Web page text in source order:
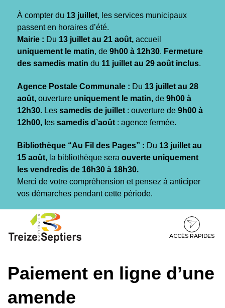
À compter du 13 juillet, les services municipaux
passent en horaires d’été.
Mairie : Du 13 juillet au 21 août, accueil
uniquement le matin, de 9h00 à 12h30. Fermeture
des samedis matin du 11 juillet au 29 août inclus.
Agence Postale Communale : Du 13 juillet au 28
août, ouverture uniquement le matin, de 9h00 à
12h30. Les samedis de juillet : ouverture de 9h00 à
12h00, l es samedis d’août : agence fermée.
Bibliothèque “Au Fil des Pages” : Du 13 juillet au
15 août, la bibliothèque sera ouverte uniquement
les vendredis de 16h30 à 18h30.
Merci de votre compréhension et pensez à anticiper
vos démarches pendant cette période.
contenu
pied
ACCÈS RAPIDES
Paiement en ligne d’une
amende